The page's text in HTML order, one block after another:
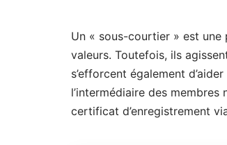
Un « sous-courtier » est une
valeurs. Toutefois, ils
s’efforcent également
l’intermédiaire des
certificat d’enregistrement